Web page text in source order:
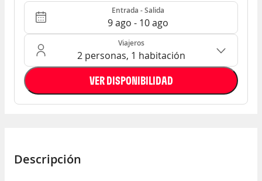
Entrada - Salida Entrada - Salida
9 ago - 10 ago
Ocupación: 2 personas, 1 habitación
Viajeros
2 personas, 1 habitación
VER DISPONIBILIDAD
Descripción